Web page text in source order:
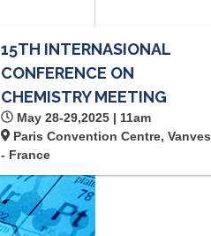
15TH INTERNASIONAL
CONFERENCE ON
CHEMISTRY MEETING
May 28-29,2025 | 11am
Paris Convention Centre, Vanves
- France